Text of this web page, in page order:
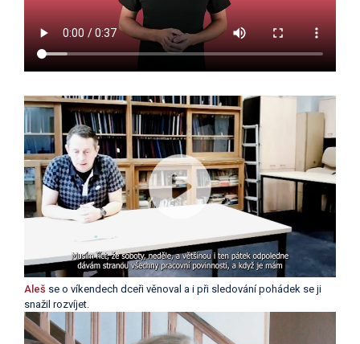
Aleš se o víkendech dceři věnoval a i při sledování pohádek se ji
snažil rozvíjet.